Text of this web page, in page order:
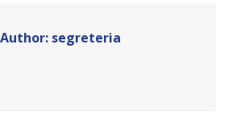
Author: segreteria